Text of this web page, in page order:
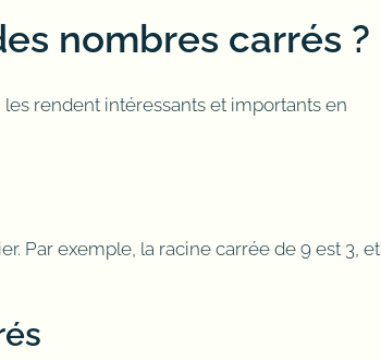
nombres carrés ?
rendent intéressants et importants en
Par exemple, la racine carrée de 9 est 3, et